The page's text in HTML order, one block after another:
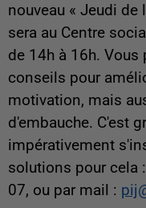
nouveau « Jeudi de
sera au Centre
de 14h à 16h. Vous
conseils pour
motivation, mais
d'embauche. C'est
impérativement
solutions pour cela
07, ou par mail :